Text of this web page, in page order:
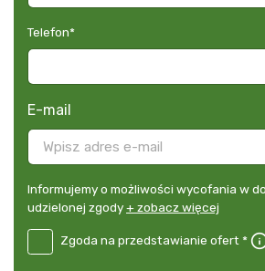
Telefon*
E-mail
Informujemy
o
wycofania
Informujemy o możliwości wycofania w
udzielonej zgody+ zobacz więcej
DE
Zgoda na przedstawianie ofert *